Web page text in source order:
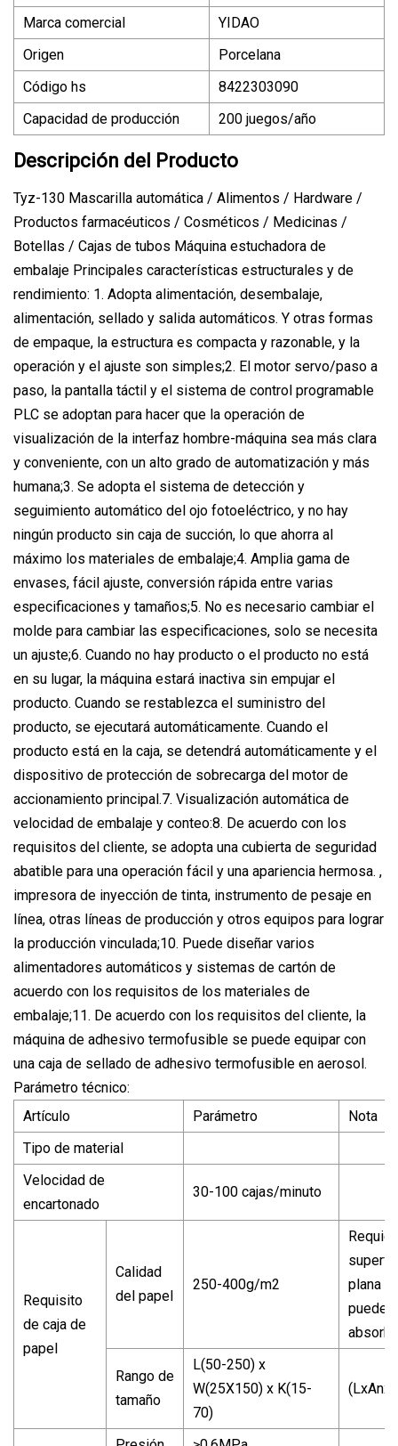
Marca comercial
YIDAO
Origen
Porcelana
Código hs
8422303090
Capacidad de producción
200 juegos/año
Descripción del Producto
Tyz-130 Mascarilla automática / Alimentos / Hardware /
Productos farmacéuticos / Cosméticos / Medicinas /
Botellas / Cajas de tubos Máquina estuchadora de
embalaje Principales características estructurales y de
rendimiento: 1. Adopta alimentación, desembalaje,
alimentación, sellado y salida automáticos. Y otras formas
de empaque, la estructura es compacta y razonable, y la
operación y el ajuste son simples;2. El motor servo/paso a
paso, la pantalla táctil y el sistema de control programable
PLC se adoptan para hacer que la operación de
visualización de la interfaz hombre-máquina sea más clara
y conveniente, con un alto grado de automatización y más
humana;3. Se adopta el sistema de detección y
seguimiento automático del ojo fotoeléctrico, y no hay
ningún producto sin caja de succión, lo que ahorra al
máximo los materiales de embalaje;4. Amplia gama de
envases, fácil ajuste, conversión rápida entre varias
especificaciones y tamaños;5. No es necesario cambiar el
molde para cambiar las especificaciones, solo se necesita
un ajuste;6. Cuando no hay producto o el producto no está
en su lugar, la máquina estará inactiva sin empujar el
producto. Cuando se restablezca el suministro del
producto, se ejecutará automáticamente. Cuando el
producto está en la caja, se detendrá automáticamente y el
dispositivo de protección de sobrecarga del motor de
accionamiento principal.7. Visualización automática de
velocidad de embalaje y conteo:8. De acuerdo con los
requisitos del cliente, se adopta una cubierta de seguridad
abatible para una operación fácil y una apariencia hermosa. ,
impresora de inyección de tinta, instrumento de pesaje en
línea, otras líneas de producción y otros equipos para lograr
la producción vinculada;10. Puede diseñar varios
alimentadores automáticos y sistemas de cartón de
acuerdo con los requisitos de los materiales de
embalaje;11. De acuerdo con los requisitos del cliente, la
máquina de adhesivo termofusible se puede equipar con
una caja de sellado de adhesivo termofusible en aerosol.
Parámetro técnico:
Artículo
Parámetro
Nota
Tipo de material
Velocidad de
encartonado
30-100 cajas/minuto
Requisito
de caja de
papel
Calidad
del papel
250-400g/m2
plana y
puede
Rango de
tamaño
L(50-250) x
W(25X150) x K(15-
70)